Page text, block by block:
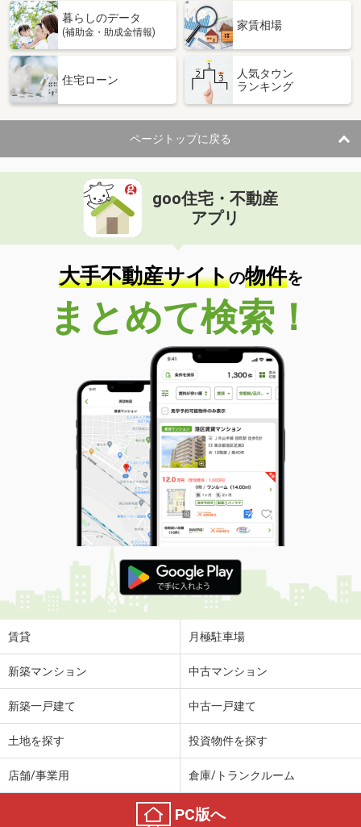
暮らしのデータ
(補助金・助成金情報)
家賃相場
住宅ローン
人気タウン
ランキング
ページトップに戻る
goo住宅・不動産
アプリ
大手不動産サイトの物件を
まとめて検索！
賃貸 月極駐車場
新築マンション 中古マンション
新築一戸建て 中古一戸建て
土地を探す 投資物件を探す
店舗/事業用 倉庫/トランクルーム
PC版へ